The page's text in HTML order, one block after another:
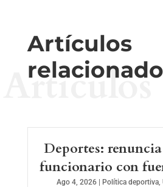
Artículos
Artículos
Deportes:
funcionario con
Ago 4, 2026 | Política deportiva,